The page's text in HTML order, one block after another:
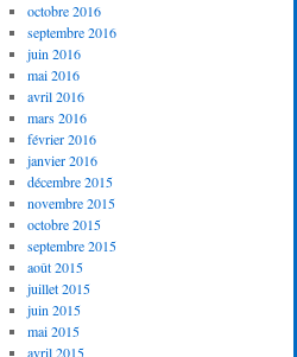
octobre 2016
septembre 2016
juin 2016
mai 2016
avril 2016
mars 2016
février 2016
janvier 2016
décembre 2015
novembre 2015
octobre 2015
septembre 2015
août 2015
juillet 2015
juin 2015
mai 2015
avril 2015